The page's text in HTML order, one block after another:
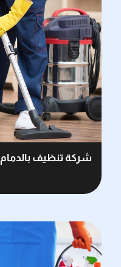
شركة تنظيف بالدمام